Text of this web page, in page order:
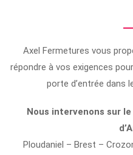
Axel Fermetures vous
répondre à vos exigences
porte d’entrée dans
Nous intervenons sur
Ploudaniel – Brest –